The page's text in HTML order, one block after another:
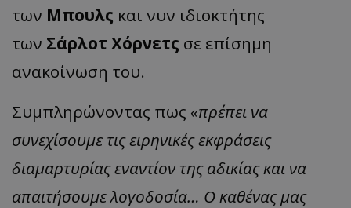
των Μπουλς και νυν ιδιοκτήτης
των Σάρλοτ Χόρνετς σε επίσημη
ανακοίνωση του.
Συμπληρώνοντας πως «πρέπει να
συνεχίσουμε τις ειρηνικές εκφράσεις
διαμαρτυρίας εναντίον της αδικίας και να
απαιτήσουμε λογοδοσία… Ο καθένας μας